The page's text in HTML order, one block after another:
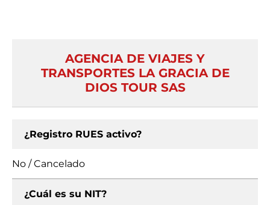
AGENCIA DE VIAJES Y
TRANSPORTES LA GRACIA DE
DIOS TOUR SAS
¿Registro RUES activo?
No / Cancelado
¿Cuál es su NIT?